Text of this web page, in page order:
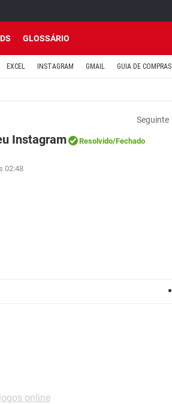
GLOSSÁRIO
EXCEL INSTAGRAM GMAIL GUIA DE COMPRAS
Seguinte
Instagram Resolvido/Fechado
02:48
online